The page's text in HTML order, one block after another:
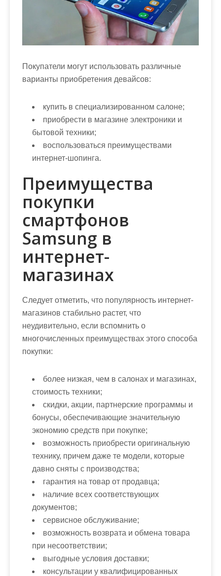
Покупатели могут использовать различные
варианты приобретения девайсов:
купить в специализированном салоне;
приобрести в магазине электроники и
бытовой техники;
воспользоваться преимуществами
интернет-шопинга.
Преимущества
покупки
смартфонов
Samsung в
интернет-
магазинах
Следует отметить, что популярность интернет-
магазинов стабильно растет, что
неудивительно, если вспомнить о
многочисленных преимуществах этого способа
покупки:
более низкая, чем в салонах и магазинах,
стоимость техники;
скидки, акции, партнерские программы и
бонусы, обеспечивающие значительную
экономию средств при покупке;
возможность приобрести оригинальную
технику, причем даже те модели, которые
давно сняты с производства;
гарантия на товар от продавца;
наличие всех соответствующих
документов;
сервисное обслуживание;
возможность возврата и обмена товара
при несоответствии;
выгодные условия доставки;
консультации у квалифицированных